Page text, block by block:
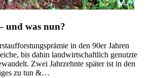
und was nun?
in den 90er Jahren
bis dahin landwirtschaftlich genutzte
Zwei Jahrzehnte später ist in den
zu tun &…